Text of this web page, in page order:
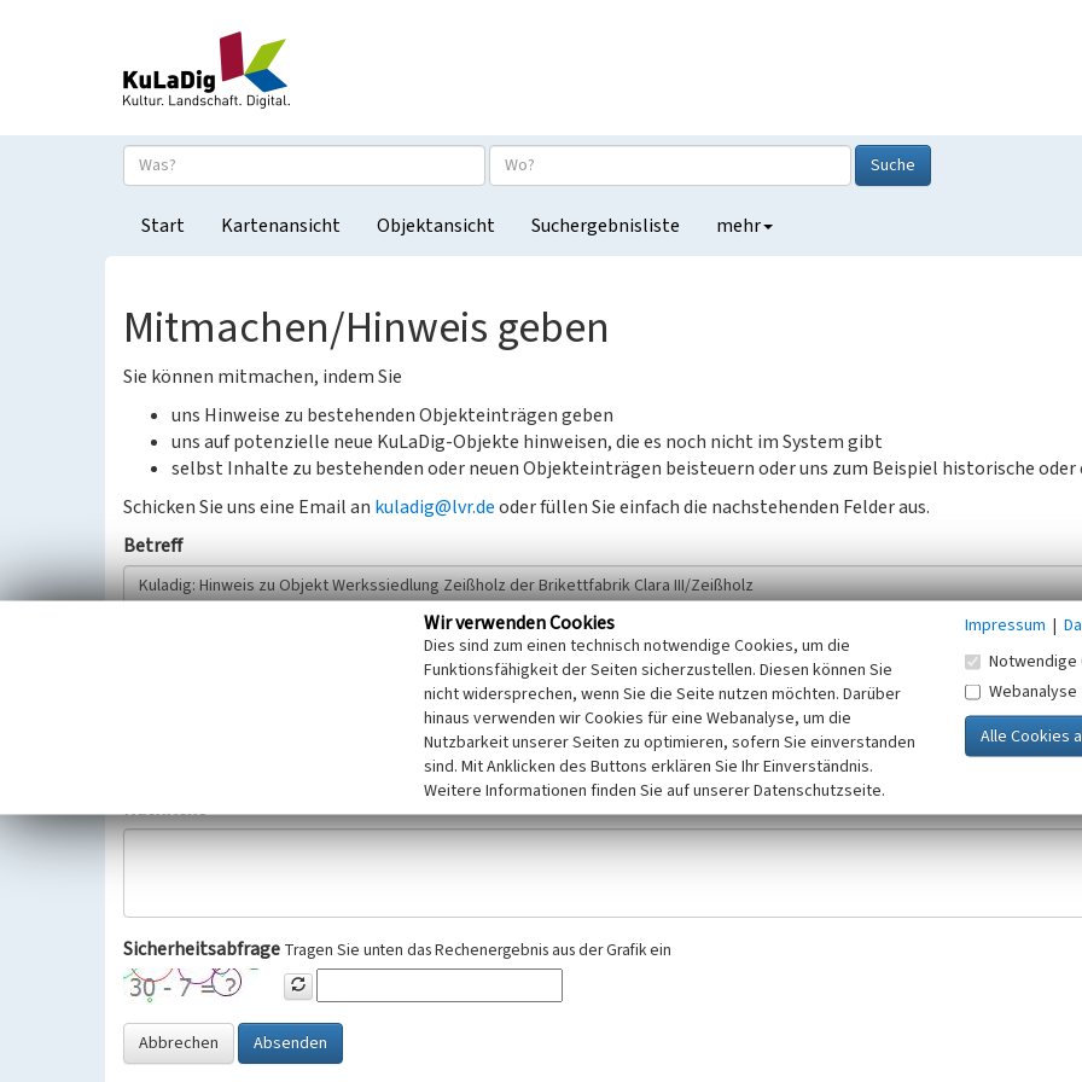
Suche
Start Kartenansicht Objektansicht Suchergebnisliste mehr
Mitmachen/Hinweis geben
Sie können mitmachen, indem Sie
uns Hinweise zu bestehenden Objekteinträgen geben
uns auf potenzielle neue KuLaDig-Objekte hinweisen, die es noch nicht im System gibt
selbst Inhalte zu bestehenden oder neuen Objekteinträgen beisteuern oder uns zum Beispiel historische oder
Schicken Sie uns eine Email an kuladig@lvr.deoder füllen Sie einfach die nachstehenden Felder aus.
Betreff
Wir bitten Sie um freiwillige Angabe Ihres Namens und Ihrer E-Mail-Adresse. Ihre Angaben werden ausschließlich im Rahmen der KuLaDig-
Selbstverständlich werden diese entsprechend der Vorschriften des Telemediengesetzes, des Datenschutzgesetzes NRW und der seit
Datenschutzgrundverordnung (EU-DSGVO) vertraulich behandelt, beachten Sie bitte unsere Hinweise zumDatenschutz
Nachricht
Sicherheitsabfrage Tragen Sie unten das Rechenergebnis aus der Grafik ein
Abbrechen Absenden
Wir verwenden Cookies
Dies sind zum einen technisch notwendige Cookies, um die
Funktionsfähigkeit der Seiten sicherzustellen. Diesen können Sie
nicht widersprechen, wenn Sie die Seite nutzen möchten. Darüber
hinaus verwenden wir Cookies für eine Webanalyse, um die
Nutzbarkeit unserer Seiten zu optimieren, sofern Sie einverstanden
sind. Mit Anklicken des Buttons erklären Sie Ihr Einverständnis.
Weitere Informationen finden Sie auf unserer Datenschutzseite.
Impressum |
Notwendige
Webanalyse